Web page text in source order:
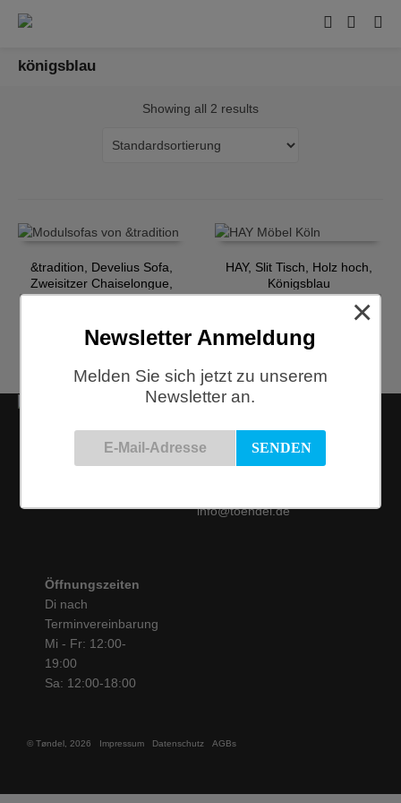
königsblau
Showing all 2 results
&tradition, Develius Sofa,
Zweisitzer Chaiselongue,
hellgrau
HAY, Slit Tisch, Holz hoch,
Königsblau
Siemensstraße 9
50825 Köln
info@toendel.de
Öffnungszeiten
Di nach
Terminvereinbarung
Mi - Fr: 12:00-
19:00
Sa: 12:00-18:00
© Tøndel, 2026 Impressum Datenschutz AGBs
Newsletter Anmeldung
Melden Sie sich jetzt zu unserem
Newsletter an.
×